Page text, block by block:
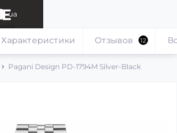
ua
Pagani Design PD-1794M Silver-Black
Характеристики Отзывов 12